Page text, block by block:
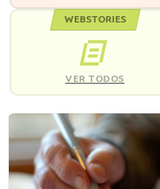
WEBSTORIES
VER TODOS